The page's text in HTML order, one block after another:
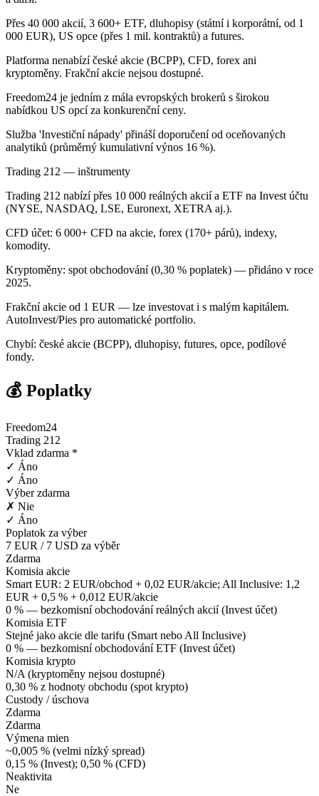
Přes 40 000 akcií, 3 600+ ETF, dluhopisy (státní i korporátní, od 1
000 EUR), US opce (přes 1 mil. kontraktů) a futures.
Platforma nenabízí české akcie (BCPP), CFD, forex ani
kryptoměny. Frakční akcie nejsou dostupné.
Freedom24 je jedním z mála evropských brokerů s širokou
nabídkou US opcí za konkurenční ceny.
Služba 'Investiční nápady' přináší doporučení od oceňovaných
analytiků (průměrný kumulativní výnos 16 %).
Trading 212 — inštrumenty
Trading 212 nabízí přes 10 000 reálných akcií a ETF na Invest účtu
(NYSE, NASDAQ, LSE, Euronext, XETRA aj.).
CFD účet: 6 000+ CFD na akcie, forex (170+ párů), indexy,
komodity.
Kryptoměny: spot obchodování (0,30 % poplatek) — přidáno v roce
2025.
Frakční akcie od 1 EUR — lze investovat i s malým kapitálem.
AutoInvest/Pies pro automatické portfolio.
Chybí: české akcie (BCPP), dluhopisy, futures, opce, podílové
fondy.
💰 Poplatky
Freedom24
Trading 212
Vklad zdarma *
✓ Áno
✓ Áno
Výber zdarma
✗ Nie
✓ Áno
Poplatok za výber
7 EUR / 7 USD za výběr
Zdarma
Komisia akcie
Smart EUR: 2 EUR/obchod + 0,02 EUR/akcie; All Inclusive: 1,2
EUR + 0,5 % + 0,012 EUR/akcie
0 % — bezkomisní obchodování reálných akcií (Invest účet)
Komisia ETF
Stejné jako akcie dle tarifu (Smart nebo All Inclusive)
0 % — bezkomisní obchodování ETF (Invest účet)
Komisia krypto
N/A (kryptoměny nejsou dostupné)
0,30 % z hodnoty obchodu (spot krypto)
Custody / úschova
Zdarma
Zdarma
Výmena mien
~0,005 % (velmi nízký spread)
0,15 % (Invest); 0,50 % (CFD)
Neaktivita
Ne